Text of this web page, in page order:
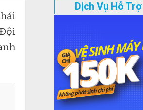
Đội
Dịch Vụ Hỗ Trợ